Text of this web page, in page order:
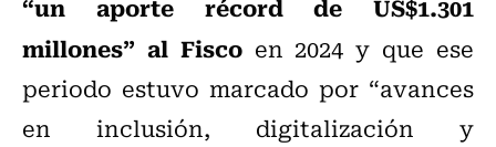
millones” al Fiscoen 2024 y que ese
periodo estuvo marcado por “avances
en inclusión, digitalización y